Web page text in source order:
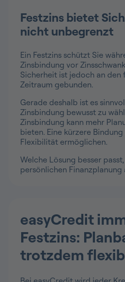
Festzins bietet
nicht unbegrenzt
Ein Festzins schützt Sie
Zinsbindung vor
Sicherheit ist jedoch an den
Zeitraum gebunden.
Gerade deshalb ist es
Zinsbindung bewusst zu
Zinsbindung kann mehr
bieten. Eine kürzere
Flexibilität ermöglichen.
Welche Lösung besser
persönlichen Finanzplanung
easyCredit
Festzins:
trotzdem